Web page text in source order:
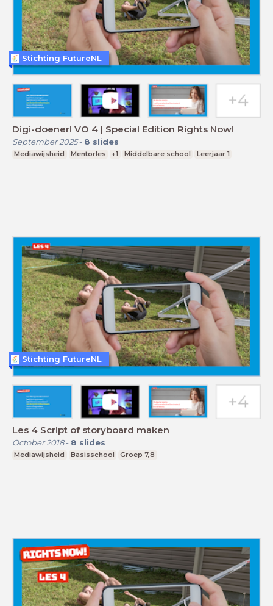
Digi-doener! VO 4 | Special Edition Rights Now!
September 2025- 8 slides
Mediawijsheid Mentorles +1 Middelbare school Leerjaar 1
Stichting FutureNL
Les 4 Script of storyboard maken
October 2018- 8 slides
Mediawijsheid Basisschool Groep 7,8
Stichting FutureNL